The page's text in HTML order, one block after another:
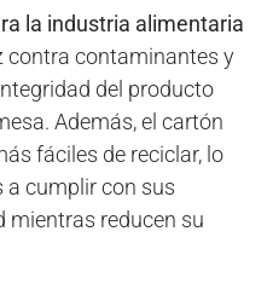
la industria alimentaria
contra contaminantes y
del producto
Además, el cartón
fáciles de reciclar, lo
a cumplir con sus
mientras reducen su